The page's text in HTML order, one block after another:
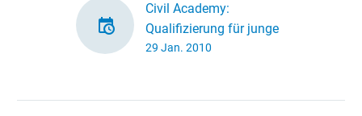
Civil Academy:
Qualifizierung für junge
Freiwillige
29 Jan. 2010